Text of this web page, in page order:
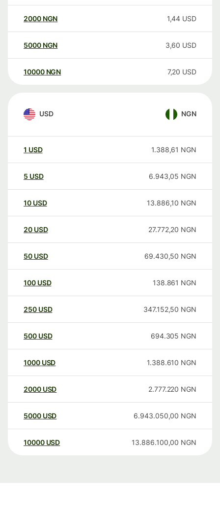
2000 NGN 1,44 USD
5000 NGN 3,60 USD
10000 NGN 7,20 USD
USD NGN
1 USD 1.388,61 NGN
5 USD 6.943,05 NGN
10 USD 13.886,10 NGN
20 USD 27.772,20 NGN
50 USD 69.430,50 NGN
100 USD 138.861 NGN
250 USD 347.152,50 NGN
500 USD 694.305 NGN
1000 USD 1.388.610 NGN
2000 USD 2.777.220 NGN
5000 USD 6.943.050,00 NGN
10000 USD 13.886.100,00 NGN